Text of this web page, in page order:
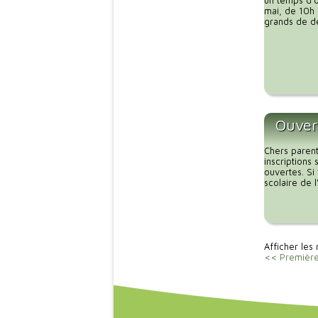
mai, de 10h
grands de
Chers
inscriptions
ouvertes.
scolaire de
Afficher les
<< Première